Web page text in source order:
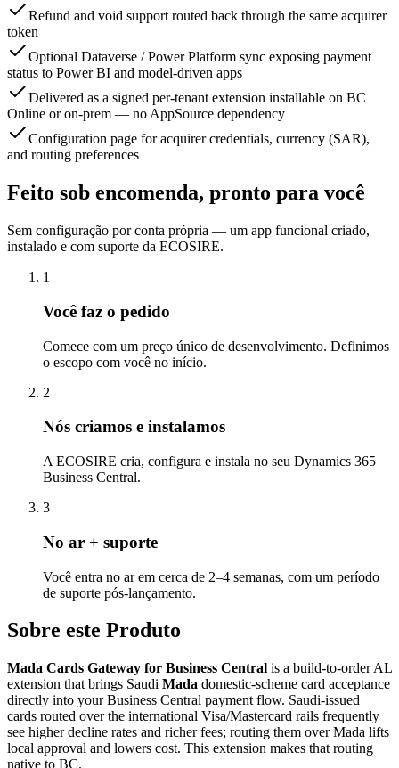
Refund and void support routed back through the same acquirer
token
Optional Dataverse / Power Platform sync exposing payment
status to Power BI and model-driven apps
Delivered as a signed per-tenant extension installable on BC
Online or on-prem — no AppSource dependency
Configuration page for acquirer credentials, currency (SAR),
and routing preferences
Feito sob encomenda, pronto para você
Sem configuração por conta própria — um app funcional criado,
instalado e com suporte da ECOSIRE.
1
Você faz o pedido
Comece com um preço único de desenvolvimento. Definimos
o escopo com você no início.
2
Nós criamos e instalamos
A ECOSIRE cria, configura e instala no seu Dynamics 365
Business Central.
3
No ar + suporte
Você entra no ar em cerca de 2–4 semanas, com um período
de suporte pós-lançamento.
Sobre este Produto
Mada Cards Gateway for Business Central is a build-to-order AL
extension that brings Saudi Mada domestic-scheme card acceptance
directly into your Business Central payment flow. Saudi-issued
cards routed over the international Visa/Mastercard rails frequently
see higher decline rates and richer fees; routing them over Mada lifts
local approval and lowers cost. This extension makes that routing
native to BC.